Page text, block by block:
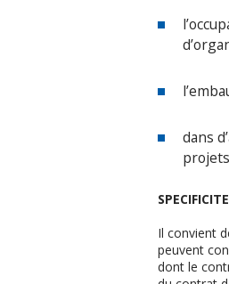
dans
Il convient
peuvent
dont le